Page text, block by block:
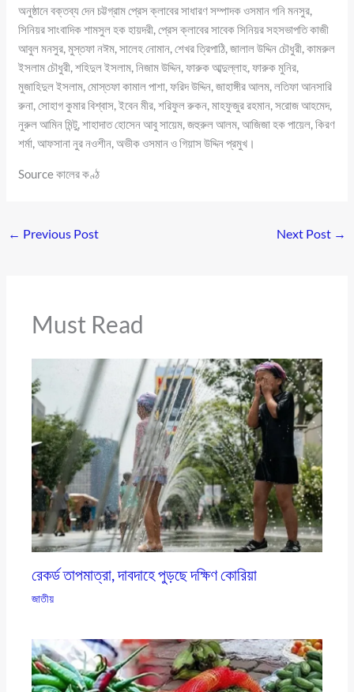
অনুষ্ঠানে বক্তব্য দেন চট্টগ্রাম প্রেস ক্লাবের সাধারণ সম্পাদক ওসমান গনি মনসুর,
সিনিয়র সাংবাদিক শামসুল হক হায়দরী, প্রেস ক্লাবের সাবেক সিনিয়র সহসভাপতি কাজী
আবুল মনসুর, মুস্তফা নঈম, সালেহ নোমান, শেখর ত্রিপাঠি, জালাল উদ্দিন চৌধুরী, কামরুল
ইসলাম চৌধুরী, শহিদুল ইসলাম, নিজাম উদ্দিন, ফারুক আব্দুল্লাহ, ফারুক মুনির,
মুজাহিদুল ইসলাম, মোস্তফা কামাল পাশা, ফরিদ উদ্দিন, জাহাঙ্গীর আলম, লতিফা আনসারি
রুনা, সোহাগ কুমার বিশ্বাস, ইবেন মীর, শরিফুল রুকন, মাহফুজুর রহমান, সরোজ আহমেদ,
নুরুল আমিন মিন্টু, শাহাদাত হোসেন আবু সায়েম, জহুরুল আলম, আজিজা হক পায়েল, কিরণ
শর্মা, আফসানা নুর নওশীন, অভীক ওসমান ও গিয়াস উদ্দিন প্রমুখ।
Source কালের কণ্ঠ
← Previous Post Next Post →
Must Read
রেকর্ড তাপমাত্রা, দাবদাহে পুড়ছে দক্ষিণ কোরিয়া
জাতীয়